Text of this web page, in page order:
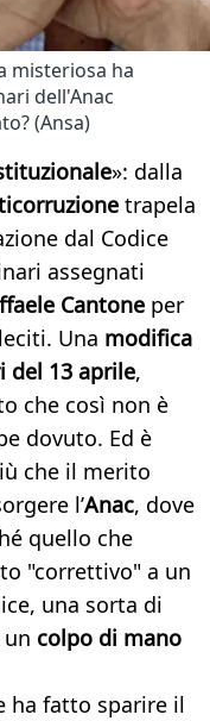
misteriosa ha
dell'Anac
(Ansa)
»: dalla
trapela
dal Codice
assegnati
Cantone per
Una modifica
del 13 aprile,
che così non è
dovuto. Ed è
che il merito
l’Anac, dove
quello che
"correttivo" a un
una sorta di
colpo di mano
ha fatto sparire il